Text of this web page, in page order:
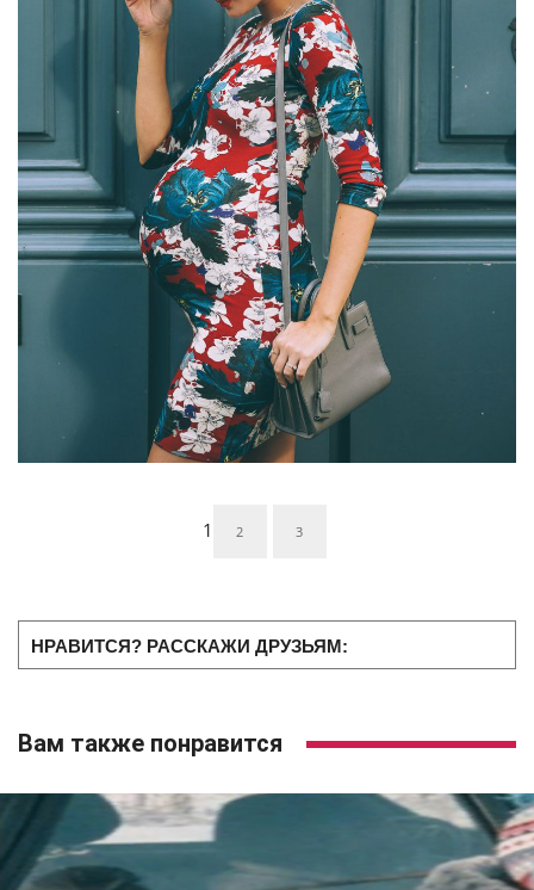
1 2 3
НРАВИТСЯ? РАССКАЖИ ДРУЗЬЯМ:
Вам также понравится